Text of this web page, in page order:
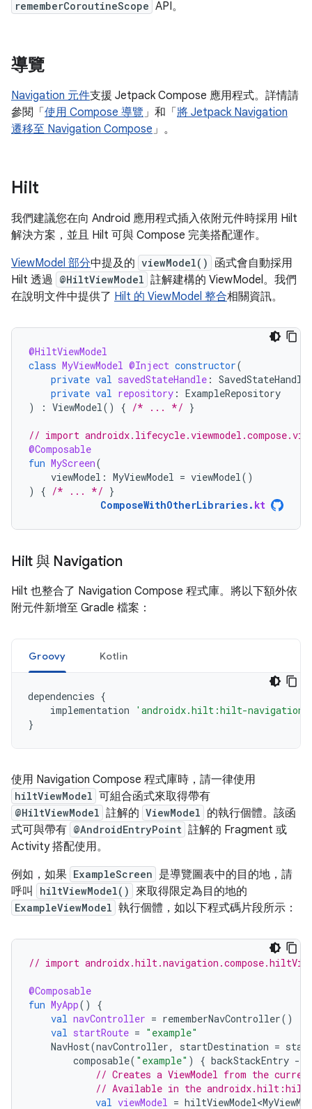
rememberCoroutineScope API。
導覽
Navigation 元件支援 Jetpack Compose 應用程式。詳情請
參閱「 使用 Compose 導覽」和「 將 Jetpack Navigation
遷移至 Navigation Compose」。
Hilt
我們建議您在向 Android 應用程式插入依附元件時採用 Hilt
解決方案，並且 Hilt 可與 Compose 完美搭配運作。
ViewModel 部分中提及的 viewModel()
函式會自動採用
Hilt 透過 @HiltViewModel 註解建構的 ViewModel。我們
在說明文件中提供了 Hilt 的 ViewModel 整合相關資訊。
@HiltViewModel
class MyViewModel @Inject constructor(
private val savedStateHandle : SavedStateHandle
private val repository : ExampleRepository
)
: ViewModel() { /* ... */ }
// import
@Composable
fun MyScreen(
viewModel : MyViewModel = viewModel()
)
{ /* ... */ }
ComposeWithOtherLibraries. kt
Hilt 與 Navigation
Hilt 也整合了 Navigation Compose 程式庫。將以下額外依
附元件新增至 Gradle 檔案：
Groovy Kotlin
dependencies {
implementation
'androidx.hilt:hilt-navigation-
}
使用 Navigation Compose 程式庫時，請一律使用
hiltViewModel 可組合函式來取得帶有
@HiltViewModel 註解的 ViewModel 的執行個體。該函
式可與帶有 @AndroidEntryPoint 註解的 Fragment 或
Activity 搭配使用。
例如，如果 ExampleScreen 是導覽圖表中的目的地，請
呼叫
hiltViewModel() 來取得限定為目的地的
ExampleViewModel 執行個體，如以下程式碼片段所示：
// import
@Composable
fun MyApp()
{
val navController = rememberNavController()
val startRoute = "example"
NavHost(navController, startDestination =
composable( "example" ) { backStackEntry -
// Creates a ViewModel from the
// Available in the androidx.hilt:hilt-
val viewModel =